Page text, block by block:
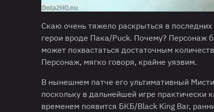
Скаю очень тяжело раскрыться в
герои вроде Пака/Puck. Почему? Персонаж
может похвастаться достаточным
Персонаж, мягко говоря, крайне уязвим.
В нынешнем патче его ультимативный
поскольку в дальнейшей игре практически
временем появится БКБ/Black King Bar,